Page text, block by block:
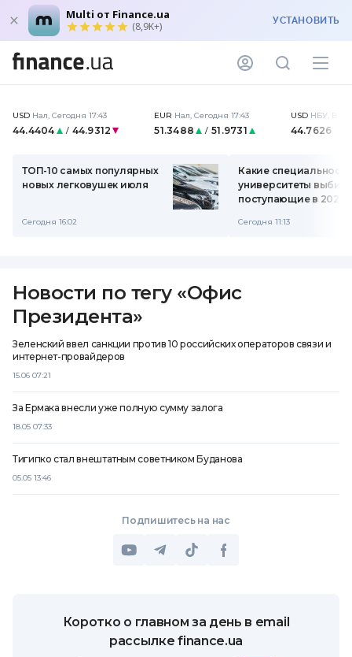
Multi от Finance.ua
(8,9K+) УСТАНОВИТЬ
USD Нал, Сегодня 17:43
44.4404 / 44.9312
EUR Нал,Сегодня 17:43
51.3488 / 51.9731
USD НБУ
44.7626
ТОП-10 самых популярных
новых легковушек июля
Сегодня 16:02
Какие
университеты
поступающие в 2026
Сегодня 11:13
Новости по тегу«Офис
Президента»
15.06 07:21
Зеленский ввел санкции против 10 российских операторов связи и
интернет-провайдеров
18.05 07:33
За Ермака внесли уже полную сумму залога
05.05 13:46
Тигипко стал внештатным советником Буданова
Подпишитесь на нас
Коротко о главном за день в email
рассылке finance.ua